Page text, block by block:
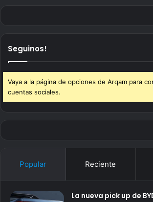
Seguinos!
Vaya a la página de opciones de Arqam para
cuentas sociales.
Popular Reciente
La nueva pick up de